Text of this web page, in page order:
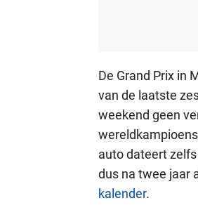
De Grand Prix in
van de laatste
weekend geen
auto dateert
dus na twee jaar
kalender.